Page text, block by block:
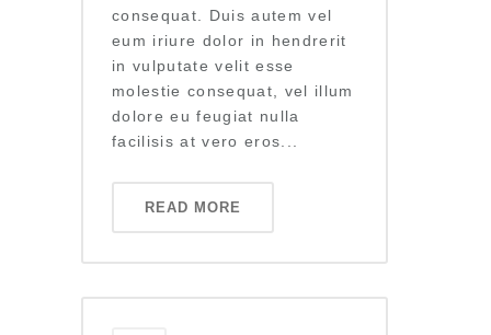
consequat. Duis autem vel
eum iriure dolor in hendrerit
in vulputate velit esse
molestie consequat, vel illum
dolore eu feugiat nulla
facilisis at vero eros...
READ MORE